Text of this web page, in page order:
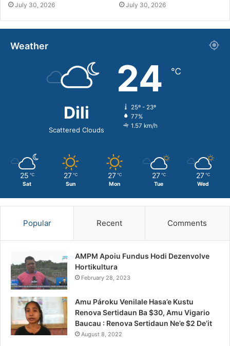
July 30, 2026 July 30, 2026
Weather
Dili
Scattered Clouds
24 ℃
25º - 23º
77%
1.57 km/h
25 ℃
Sat
27 ℃
Sun
27 ℃
Mon
27 ℃
Tue
27 ℃
Wed
Popular Recent Comments
AMPM Apoiu Fundus Hodi Dezenvolve
Hortikultura
February 28, 2023
Amu Pároku Venilale Hasa’e Kustu
Renova Sertidaun Ba $30, Amu Vigario
Baucau : Renova Sertidaun Ne’e $2 De’it
August 8, 2022